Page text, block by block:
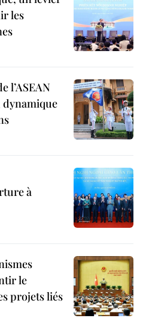
les
l’ASEAN
dynamique
à
le
projets liés